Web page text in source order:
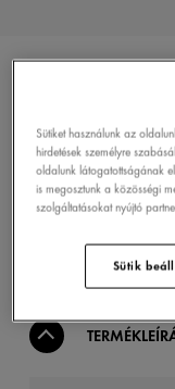
Sütiket használunk az
hirdetések személyre
oldalunk látogatottságának
is megosztunk a közösségi
szolgáltatásokat nyújtó
Sütik